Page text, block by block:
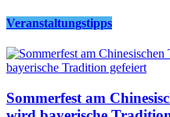
Veranstaltungstipps
Sommerfest am